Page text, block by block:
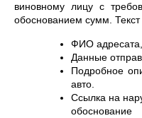
виновному лицу с
обоснованием сумм.
ФИО
Данные
Подробное
авто.
Ссылка на